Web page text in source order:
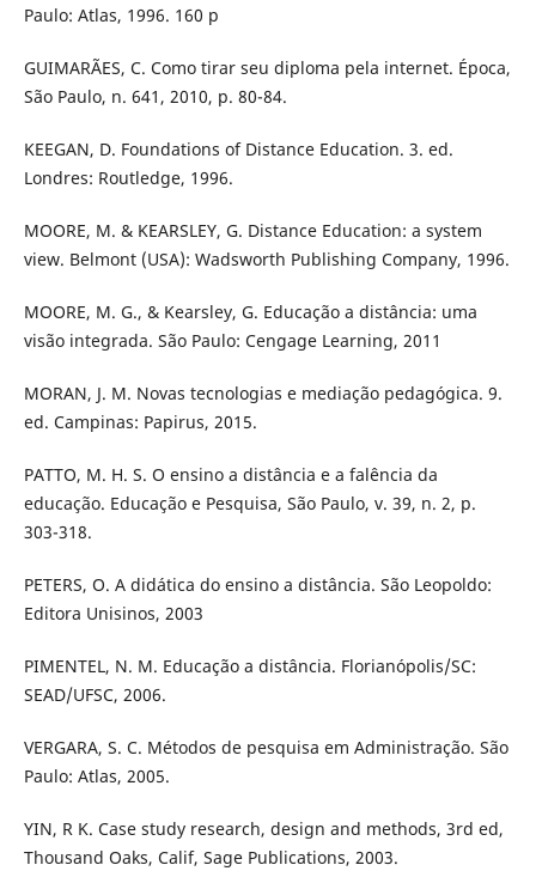
Paulo: Atlas, 1996. 160 p
GUIMARÃES, C. Como tirar seu diploma pela internet. Época,
São Paulo, n. 641, 2010, p. 80-84.
KEEGAN, D. Foundations of Distance Education. 3. ed.
Londres: Routledge, 1996.
MOORE, M. & KEARSLEY, G. Distance Education: a system
view. Belmont (USA): Wadsworth Publishing Company, 1996.
MOORE, M. G., & Kearsley, G. Educação a distância: uma
visão integrada. São Paulo: Cengage Learning, 2011
MORAN, J. M. Novas tecnologias e mediação pedagógica. 9.
ed. Campinas: Papirus, 2015.
PATTO, M. H. S. O ensino a distância e a falência da
educação. Educação e Pesquisa, São Paulo, v. 39, n. 2, p.
303-318.
PETERS, O. A didática do ensino a distância. São Leopoldo:
Editora Unisinos, 2003
PIMENTEL, N. M. Educação a distância. Florianópolis/SC:
SEAD/UFSC, 2006.
VERGARA, S. C. Métodos de pesquisa em Administração. São
Paulo: Atlas, 2005.
YIN, R K. Case study research, design and methods, 3rd ed,
Thousand Oaks, Calif, Sage Publications, 2003.